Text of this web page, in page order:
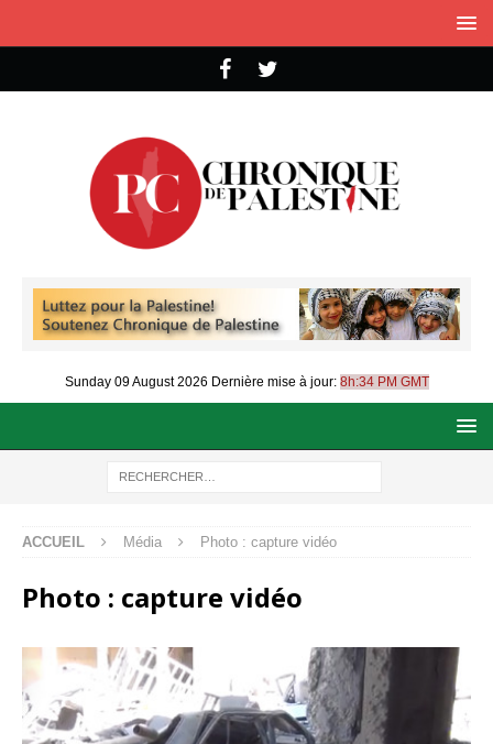
Sunday 09 August 2026 Dernière mise à jour: 8h:34 PM GMT
ACCUEIL Média Photo : capture vidéo
Photo : capture vidéo